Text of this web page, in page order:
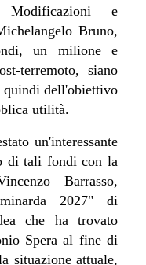
Modificazioni e
Bruno,
un milione e
terremoto, siano
dell'obiettivo
utilità.
un'interessante
di tali fondi con la
Barrasso,
2027" di
che ha trovato
Spera al fine di
situazione attuale,